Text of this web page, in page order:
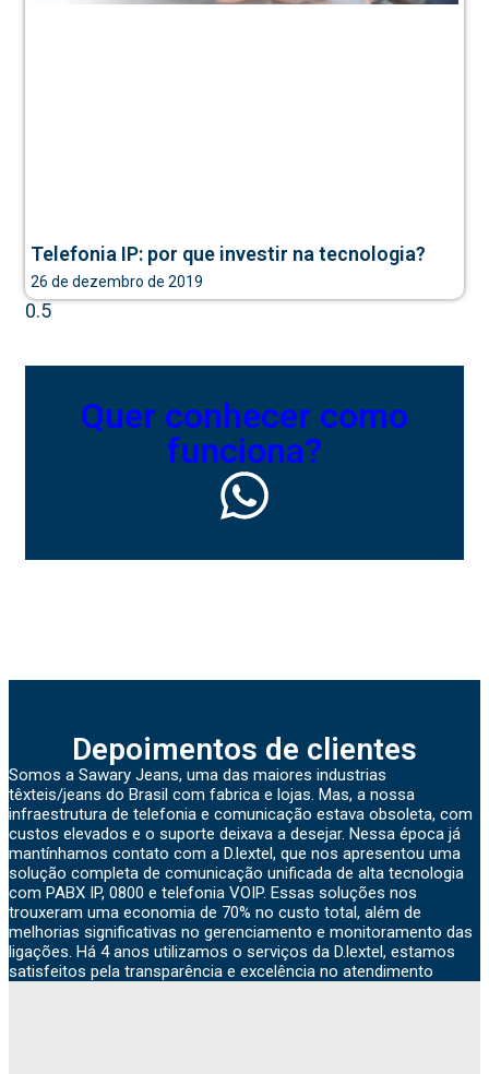
Telefonia IP: por que investir na tecnologia?
26 de dezembro de 2019
Quer conhecer como
funciona?
Depoimentos de clientes
Somos a Sawary Jeans, uma das maiores industrias
têxteis/jeans do Brasil com fabrica e lojas. Mas, a nossa
infraestrutura de telefonia e comunicação estava obsoleta, com
custos elevados e o suporte deixava a desejar. Nessa época já
mantínhamos contato com a D.lextel, que nos apresentou uma
solução completa de comunicação unificada de alta tecnologia
com PABX IP, 0800 e telefonia VOIP. Essas soluções nos
trouxeram uma economia de 70% no custo total, além de
melhorias significativas no gerenciamento e monitoramento das
ligações. Há 4 anos utilizamos o serviços da D.lextel, estamos
satisfeitos pela transparência e excelência no atendimento